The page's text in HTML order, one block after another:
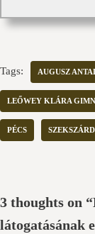
Tags: AUGUSZ
LEŐWEY KLÁRA
PÉCS SZEKSZÁRD
3 thoughts on
látogatásának